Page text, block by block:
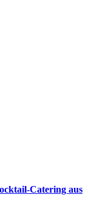
Catering aus